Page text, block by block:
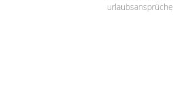
urlaubsansprüche